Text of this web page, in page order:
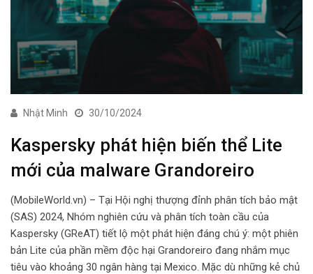
Nhật Minh 30/10/2024
Kaspersky phát hiện biến thể Lite
mới của malware Grandoreiro
(MobileWorld.vn) – Tại Hội nghị thượng đỉnh phân tích bảo mật
(SAS) 2024, Nhóm nghiên cứu và phân tích toàn cầu của
Kaspersky (GReAT) tiết lộ một phát hiện đáng chú ý: một phiên
bản Lite của phần mềm độc hại Grandoreiro đang nhắm mục
tiêu vào khoảng 30 ngân hàng tại Mexico. Mặc dù những kẻ chủ